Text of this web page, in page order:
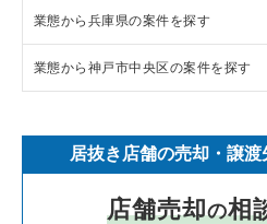
イタリア料理の居抜き売却物件の案
中華の居抜き売却物件の案件一覧
寿司の居抜き売却物件の案件一覧
焼肉の居抜き売却物件の案件一覧
東京都下の飲食店の居抜き売却物件
千葉県の飲食店の居抜き売却物件の
神奈川県の飲食店の居抜き売却物
大阪府の飲食店の居抜き売却物件の
尼崎市の飲食店の居抜き売却物件の
西宮市の飲食店の居抜き売却物件の
川西市の飲食店の居抜き売却物件
芦屋市の飲食店の居抜き売却物件の
業態から兵庫県の案件を探す
兵庫県のラーメンの居抜き売却物件
兵庫県のイタリア料理の居抜き売
兵庫県の中華の居抜き売却物件の案
業態から神戸市中央区の案件を探す
神戸市中央区のイタリア料理の居
神戸市中央区の中華の居抜き売却
居抜き店舗の売却・譲渡
店舗売却の相